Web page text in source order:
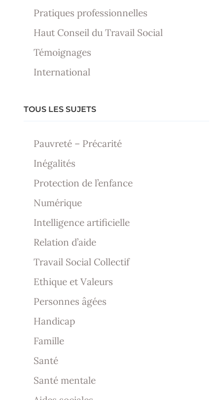
Pratiques professionnelles
Haut Conseil du Travail Social
Témoignages
International
TOUS LES SUJETS
Pauvreté – Précarité
Inégalités
Protection de l’enfance
Numérique
Intelligence artificielle
Relation d’aide
Travail Social Collectif
Ethique et Valeurs
Personnes âgées
Handicap
Famille
Santé
Santé mentale